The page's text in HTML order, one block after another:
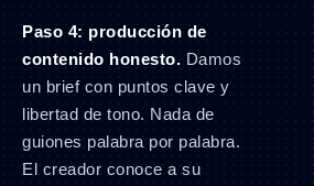
Paso 4: producción de
contenido honesto. Damos
un brief con puntos clave y
libertad de tono. Nada de
guiones palabra por palabra.
El creador conoce a su